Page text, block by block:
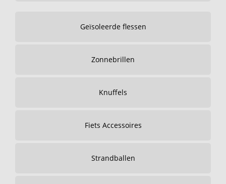
Geïsoleerde flessen
Zonnebrillen
Knuffels
Fiets Accessoires
Strandballen